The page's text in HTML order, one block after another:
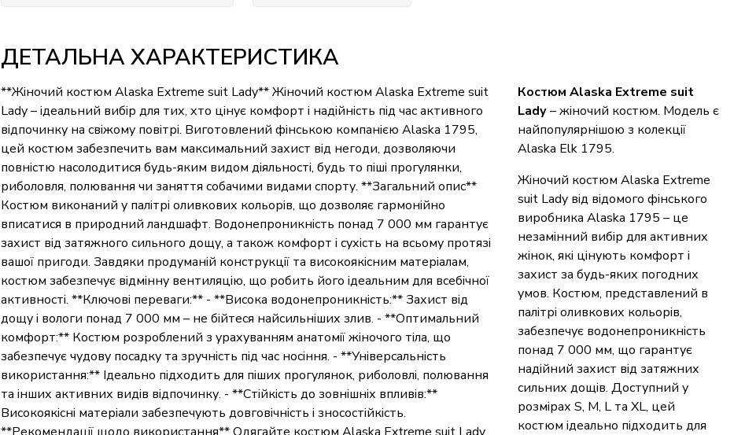
ДЕТАЛЬНА ХАРАКТЕРИСТИКА
Костюм Alaska Extreme suit
Ladу– жіночий костюм. Модель є
найпопулярнішою з колекції
Alaska Elk 1795.
Жіночий костюм Alaska Extreme
suit Lady від відомого фінського
виробника Alaska 1795 – це
незамінний вибір для активних
жінок, які цінують комфорт і
захист за будь-яких погодних
умов. Костюм, представлений в
палітрі оливкових кольорів,
забезпечує водонепроникність
понад 7 000 мм, що гарантує
надійний захист від затяжних
сильних дощів. Доступний у
розмірах S, M, L та XL, цей
костюм ідеально підходить для
**Жіночий костюм Alaska Extreme suit Lady** Жіночий костюм Alaska Extreme suit
Lady – ідеальний вибір для тих, хто цінує комфорт і надійність під час активного
відпочинку на свіжому повітрі. Виготовлений фінською компанією Alaska 1795,
цей костюм забезпечить вам максимальний захист від негоди, дозволяючи
повністю насолодитися будь-яким видом діяльності, будь то піші прогулянки,
риболовля, полювання чи заняття собачими видами спорту. **Загальний опис**
Костюм виконаний у палітрі оливкових кольорів, що дозволяє гармонійно
вписатися в природний ландшафт. Водонепроникність понад 7 000 мм гарантує
захист від затяжного сильного дощу, а також комфорт і сухість на всьому протязі
вашої пригоди. Завдяки продуманій конструкції та високоякісним матеріалам,
костюм забезпечує відмінну вентиляцію, що робить його ідеальним для всебічної
активності. **Ключові переваги:** - **Висока водонепроникність:** Захист від
дощу і вологи понад 7 000 мм – не бійтеся найсильніших злив. - **Оптимальний
комфорт:** Костюм розроблений з урахуванням анатомії жіночого тіла, що
забезпечує чудову посадку та зручність під час носіння. - **Універсальність
використання:** Ідеально підходить для піших прогулянок, риболовлі, полювання
та інших активних видів відпочинку. - **Стійкість до зовнішніх впливів:**
Високоякісні матеріали забезпечують довговічність і зносостійкість.